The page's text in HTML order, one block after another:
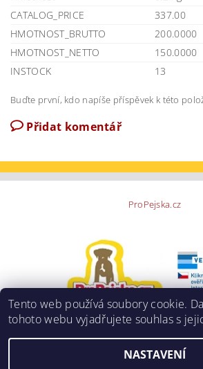
CATALOG_PRICE
337.00
HMOTNOST_BRUTTO
200.0000
HMOTNOST_NETTO
150.0000
INSTOCK
13
Buďte první, kdo napíše příspěvek k této
Přidat komentář
ProPejska.cz
Tento web používá soubory cookie.
tohoto webu vyjadřujete souhlas s
NASTAVENÍ